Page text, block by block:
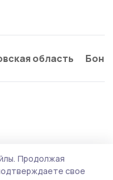
область
Продолжая
свое